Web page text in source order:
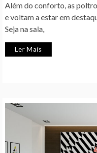
Além do conforto, as
e voltam a estar em
Seja na sala,
Ler Mais